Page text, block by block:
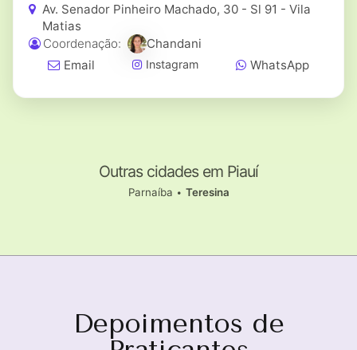
Av. Senador Pinheiro Machado, 30 - Sl 91 - Vila
Matias
Coordenação:
Chandani
Email
Instagram WhatsApp
Outras cidades em Piauí
Parnaíba • Teresina
Depoimentos de